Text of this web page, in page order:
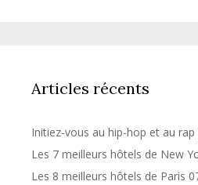
Articles récents
Initiez-vous au hip-hop et au rap
Les 7 meilleurs hôtels de New
Les 8 meilleurs hôtels de Paris